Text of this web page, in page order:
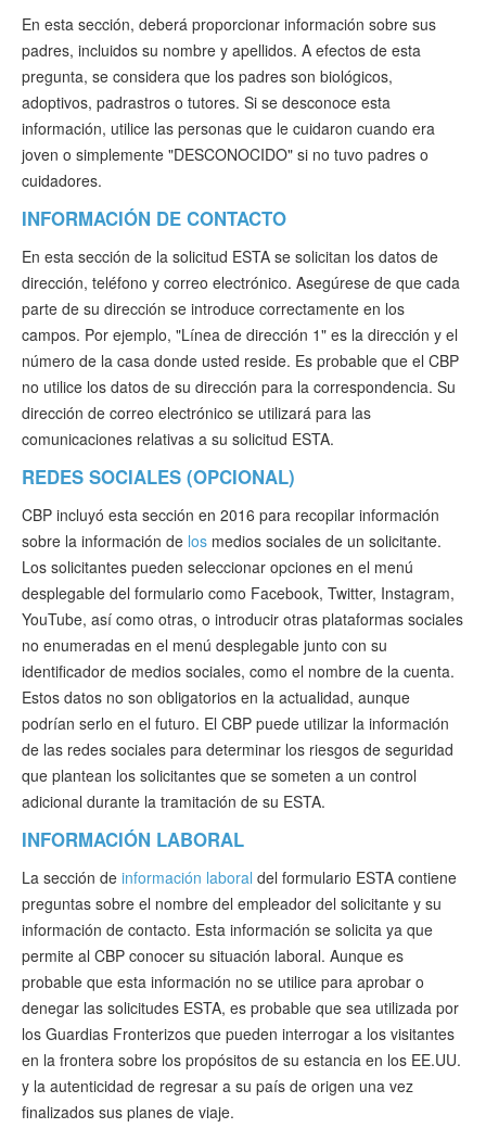
En esta sección, deberá proporcionar información sobre sus
padres, incluidos su nombre y apellidos. A efectos de esta
pregunta, se considera que los padres son biológicos,
adoptivos, padrastros o tutores. Si se desconoce esta
información, utilice las personas que le cuidaron cuando era
joven o simplemente "DESCONOCIDO" si no tuvo padres o
cuidadores.
INFORMACIÓN DE CONTACTO
En esta sección de la solicitud ESTA se solicitan los datos de
dirección, teléfono y correo electrónico. Asegúrese de que cada
parte de su dirección se introduce correctamente en los
campos. Por ejemplo, "Línea de dirección 1" es la dirección y el
número de la casa donde usted reside. Es probable que el CBP
no utilice los datos de su dirección para la correspondencia. Su
dirección de correo electrónico se utilizará para las
comunicaciones relativas a su solicitud ESTA.
REDES SOCIALES (OPCIONAL)
CBP incluyó esta sección en 2016 para recopilar información
sobre la información de los medios sociales de un solicitante.
Los solicitantes pueden seleccionar opciones en el menú
desplegable del formulario como Facebook, Twitter, Instagram,
YouTube, así como otras, o introducir otras plataformas sociales
no enumeradas en el menú desplegable junto con su
identificador de medios sociales, como el nombre de la cuenta.
Estos datos no son obligatorios en la actualidad, aunque
podrían serlo en el futuro. El CBP puede utilizar la información
de las redes sociales para determinar los riesgos de seguridad
que plantean los solicitantes que se someten a un control
adicional durante la tramitación de su ESTA.
INFORMACIÓN LABORAL
La sección de información laboral del formulario ESTA contiene
preguntas sobre el nombre del empleador del solicitante y su
información de contacto. Esta información se solicita ya que
permite al CBP conocer su situación laboral. Aunque es
probable que esta información no se utilice para aprobar o
denegar las solicitudes ESTA, es probable que sea utilizada por
los Guardias Fronterizos que pueden interrogar a los visitantes
en la frontera sobre los propósitos de su estancia en los EE.UU.
y la autenticidad de regresar a su país de origen una vez
finalizados sus planes de viaje.